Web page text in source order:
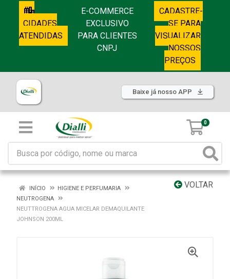
CIDADES
ATENDIDAS
E-COMMERCE
EXCLUSIVO
PARA CLIENTES
CNPJ
CADASTRE-
SE PARA
VISUALIZAR
NOSSOS
PREÇOS
Baixe já nosso APP
0
VOLTAR
INÍCIO
HIGIENE E PERFUMARIA
NEUTROGENA
NEUTTROGENA AGUA MICELAR DEMAQUILANTE
JOHNSON 200ML